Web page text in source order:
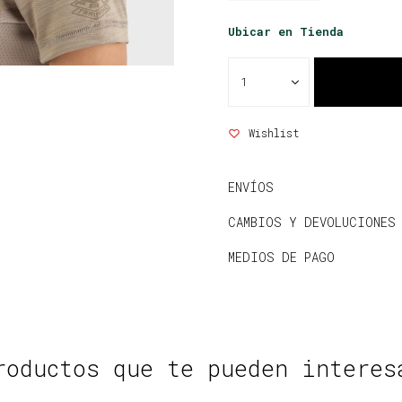
Ubicar en Tienda
1
ENVÍOS
CAMBIOS Y DEVOLUCIONES
MEDIOS DE PAGO
que te pueden